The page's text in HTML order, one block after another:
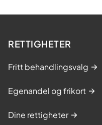
RETTIGHETER
Fritt behandlingsvalg
Egenandel og frikort
Dine rettigheter